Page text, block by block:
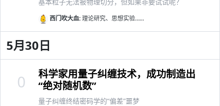
西门吹大血:理论研究、思想实验……
5月30日
科学家用量子纠缠技术，成功制造出
“绝对随机数”
量子纠缠终结密码学的“偏差”噩梦
0